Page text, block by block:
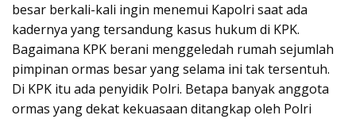
besar berkali-kali ingin menemui Kapolri saat ada
kadernya yang tersandung kasus hukum di KPK.
Bagaimana KPK berani menggeledah rumah sejumlah
pimpinan ormas besar yang selama ini tak tersentuh.
Di KPK itu ada penyidik Polri. Betapa banyak anggota
ormas yang dekat kekuasaan ditangkap oleh Polri